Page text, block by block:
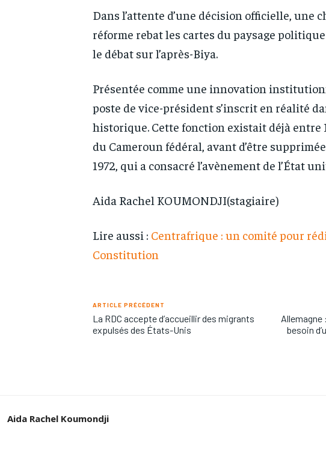
Dans l’attente d’une décision officielle, une
réforme rebat les cartes du paysage
le débat sur l’après-Biya.
Présentée comme une innovation
poste de vice-président s’inscrit en réalité
historique. Cette fonction existait déjà entre
du Cameroun fédéral, avant d’être
1972, qui a consacré l’avènement de l’État
Aida Rachel KOUMONDJI(stagiaire)
Lire aussi : Centrafrique : un comité pour
Constitution
ARTICLE PRÉCÉDENT
La RDC accepte d’accueillir des migrants
expulsés des États-Unis
Allemagne
besoin
Aida Rachel Koumondji